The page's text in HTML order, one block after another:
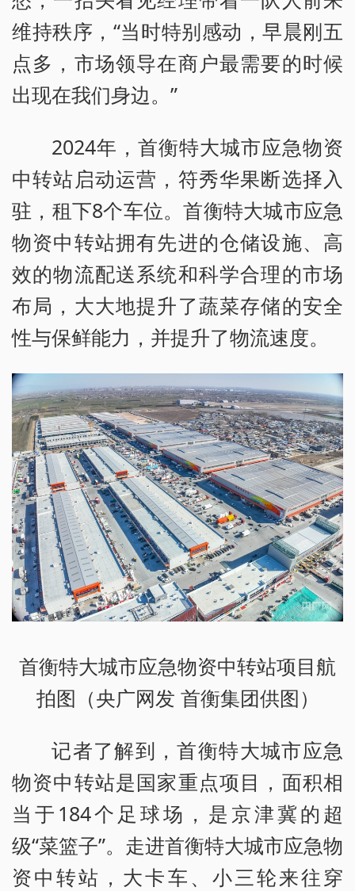
维持秩序，“当时特别感动，早晨刚五
点多，市场领导在商户最需要的时候
出现在我们身边。”
2024年，首衡特大城市应急物资
中转站启动运营，符秀华果断选择入
驻，租下8个车位。首衡特大城市应急
物资中转站拥有先进的仓储设施、高
效的物流配送系统和科学合理的市场
布局，大大地提升了蔬菜存储的安全
性与保鲜能力，并提升了物流速度。
首衡特大城市应急物资中转站项目航
拍图（央广网发 首衡集团供图）
记者了解到，首衡特大城市应急
物资中转站是国家重点项目，面积相
当于184个足球场，是京津冀的超
级“菜篮子”。走进首衡特大城市应急物
资中转站，大卡车、小三轮来往穿